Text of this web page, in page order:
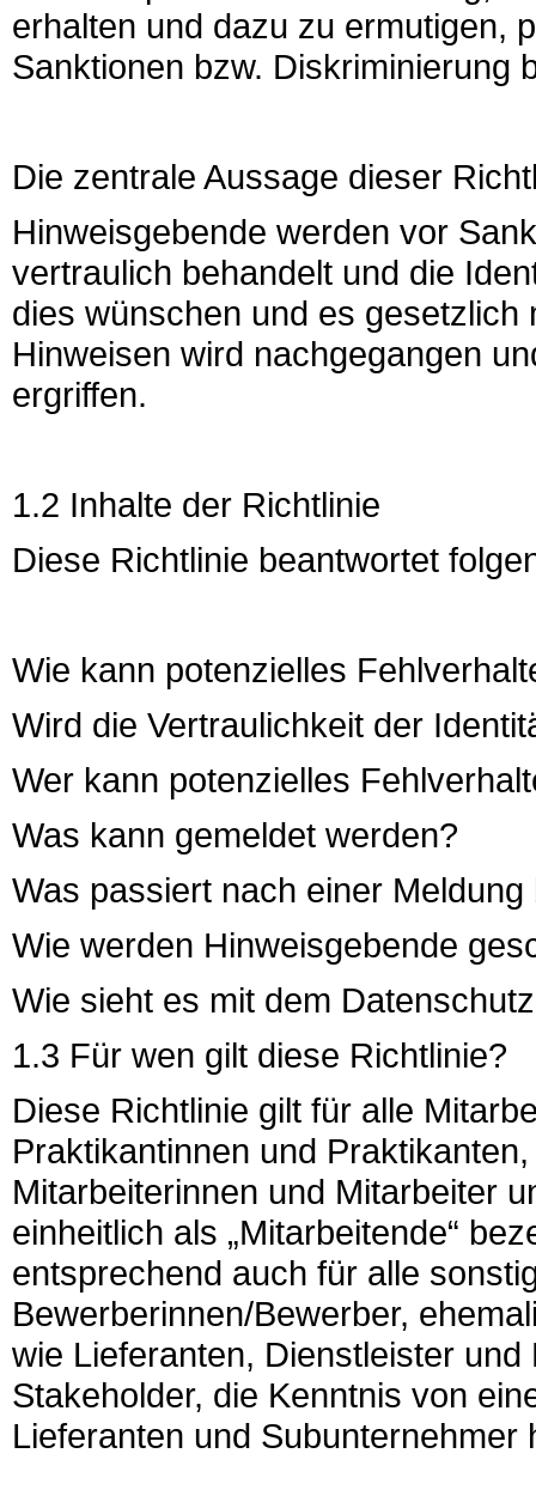
erhalten und dazu zu ermutigen,
Sanktionen bzw. Diskriminierung
Die zentrale Aussage dieser
Hinweisgebende werden vor
vertraulich behandelt und die
dies wünschen und es gesetzlich
Hinweisen wird nachgegangen
ergriffen.
1.2 Inhalte der Richtlinie
Diese Richtlinie beantwortet
Wie kann potenzielles
Wird die Vertraulichkeit der
Wer kann potenzielles
Was kann gemeldet werden?
Was passiert nach einer
Wie werden Hinweisgebende
Wie sieht es mit dem
1.3 Für wen gilt diese Richtlinie?
Diese Richtlinie gilt für alle
Praktikantinnen und
Mitarbeiterinnen und Mitarbeiter
einheitlich als „Mitarbeitende“
entsprechend auch für alle
Bewerberinnen/Bewerber,
wie Lieferanten, Dienstleister
Stakeholder, die Kenntnis von
Lieferanten und Subunternehmer